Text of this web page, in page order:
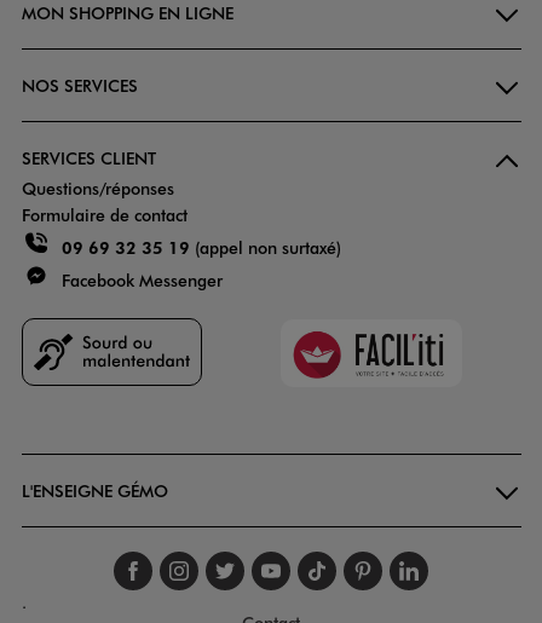
MON SHOPPING EN LIGNE
NOS SERVICES
SERVICES CLIENT
Questions/réponses
Formulaire de contact
09 69 32 35 19 (appel non surtaxé)
Facebook Messenger
Faciliti
L'ENSEIGNE GÉMO
Suivez-nous sur
Suivez-nous sur
Suivez-nous sur
Suivez-nous
Suivez-nous
Suivez-
.